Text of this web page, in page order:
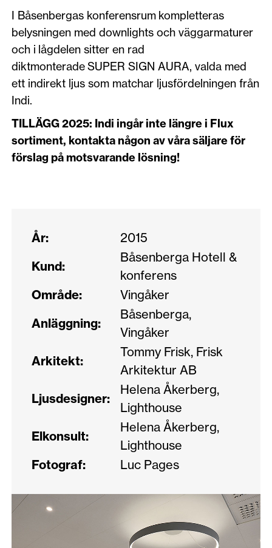
I Båsenbergas konferensrum kompletteras
belysningen med downlights och väggarmaturer
och i lågdelen sitter en rad
diktmonterade SUPER SIGN AURA, valda med
ett indirekt ljus som matchar ljusfördelningen från
Indi.
TILLÄGG 2025: Indi ingår inte längre i Flux
sortiment, kontakta någon av våra säljare för
förslag på motsvarande lösning!
År:
2015
Kund:
Båsenberga Hotell &
konferens
Område:
Vingåker
Anläggning:
Båsenberga,
Vingåker
Arkitekt:
Tommy Frisk, Frisk
Arkitektur AB
Ljusdesigner:
Helena Åkerberg,
Lighthouse
Elkonsult:
Helena Åkerberg,
Lighthouse
Fotograf:
Luc Pages